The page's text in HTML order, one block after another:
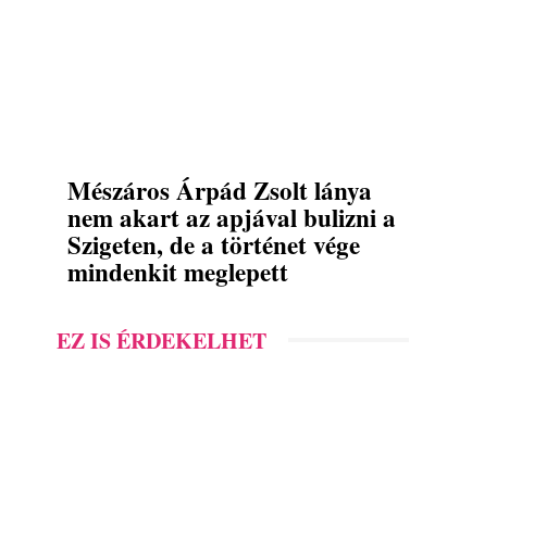
Mészáros Árpád Zsolt lánya
nem akart az apjával bulizni a
Szigeten, de a történet vége
mindenkit meglepett
EZ IS ÉRDEKELHET